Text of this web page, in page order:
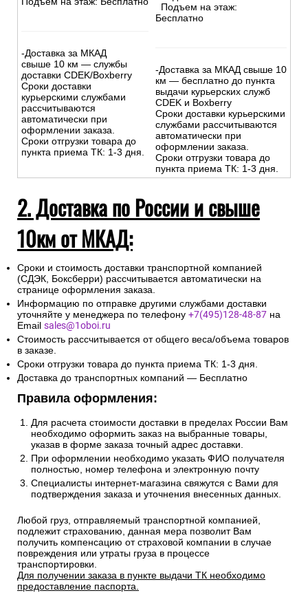
-Доставка за МКАД
свыше 10 км — службы
доставки CDEK/Boxberry
Сроки доставки
курьерскими службами
рассчитываются
автоматически при
оформлении заказа.
Сроки отгрузки товара до
пункта приема ТК: 1-3 дня.
Подъем на этаж:
Бесплатно
-Доставка за МКАД свыше 10
км — бесплатно до пункта
выдачи курьерских служб
CDEK и Boxberry
Сроки доставки курьерскими
службами рассчитываются
автоматически при
оформлении заказа.
Сроки отгрузки товара до
пункта приема ТК: 1-3 дня.
2. Доставка по России и свыше
10км от МКАД:
Сроки и стоимость доставки транспортной компанией
(СДЭК, Боксберри) рассчитывается автоматически на
странице оформления заказа.
Информацию по отправке другими службами доставки
уточняйте у менеджера по телефону +7(495)128-48-87 на
Email sales@1oboi.ru
Стоимость рассчитывается от общего веса/объема товаров
в заказе.
Сроки отгрузки товара до пункта приема ТК: 1-3 дня.
Доставка до транспортных компаний — Бесплатно
Правила оформления:
Для расчета стоимости доставки в пределах России Вам
необходимо оформить заказ на выбранные товары,
указав в форме заказа точный адрес доставки.
При оформлении необходимо указать ФИО получателя
полностью, номер телефона и электронную почту
Специалисты интернет-магазина свяжутся с Вами для
подтверждения заказа и уточнения внесенных данных.
Любой груз, отправляемый транспортной компанией,
подлежит страхованию, данная мера позволит Вам
получить компенсацию от страховой компании в случае
повреждения или утраты груза в процессе
транспортировки.
Для получении заказа в пункте выдачи ТК необходимо
предоставление паспорта.